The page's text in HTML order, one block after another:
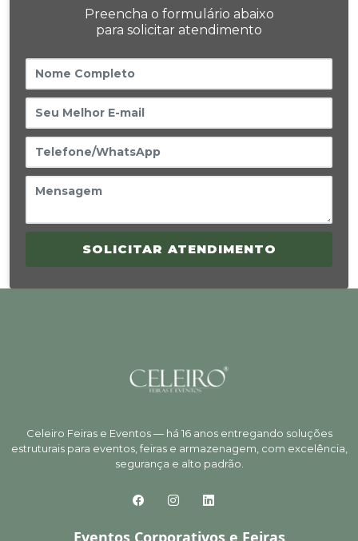
Preencha o formulário abaixo
para solicitar atendimento
SOLICITAR ATENDIMENTO
Celeiro Feiras e Eventos — há 16 anos entregando soluções
estruturais para eventos, feiras e armazenagem, com excelência,
segurança e alto padrão.